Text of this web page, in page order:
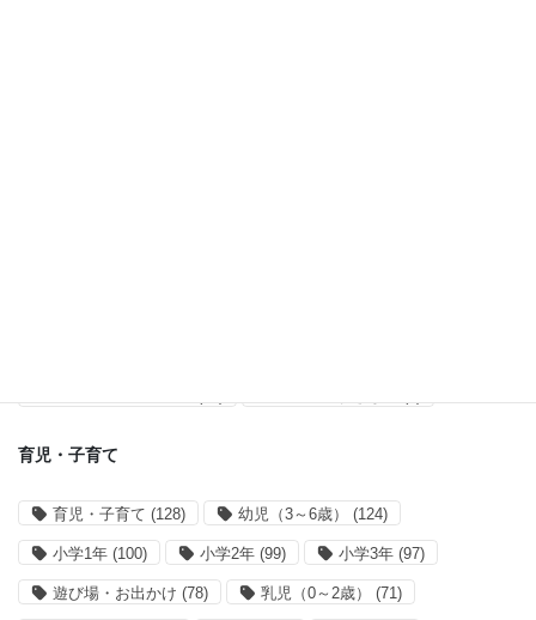
育児・子育て
育児・子育て (128) 幼児（3～6歳） (124)
小学1年 (100) 小学2年 (99) 小学3年 (97)
遊び場・お出かけ (78) 乳児（0～2歳） (71)